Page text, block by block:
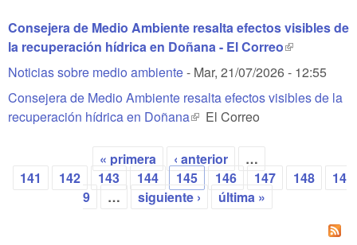
Consejera de Medio Ambiente resalta efectos visibles de
la recuperación hídrica en Doñana - El Correo(link is
external)
Noticias sobre medio ambiente- Mar, 21/07/2026 - 12:55
Consejera de Medio Ambiente resalta efectos visibles de la
recuperación hídrica en Doñana(link is external)
El Correo
« primera ‹ anterior
…
141
142 143 144 145 146 147 148
14
9
… siguiente › última »